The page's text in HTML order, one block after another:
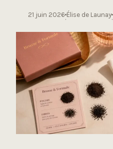
21 juin 2026
·
Élise de Launay
·